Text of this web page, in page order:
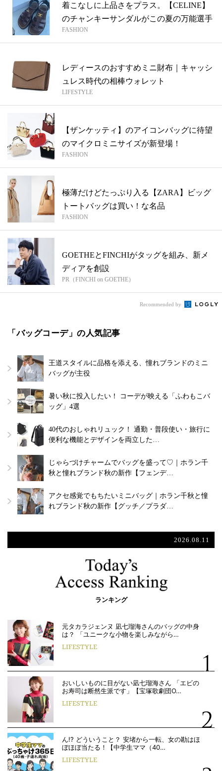
着こなしに上品さをプラス。【CELINE】
のチャンキーサンダルがこの夏の万能選手
FASHION
レディースのおすすめミニ財布｜キャッシ
ュレス時代の相棒ウォレット
LIFESTYLE
【ザンケッティ】のアイコンバッグに待望
のマイクロミニサイズが新登場！
FASHION
極薄だけどたっぷり入る【ZARA】ビッグ
トートバッグは買い！な名品
FASHION
GOETHEとFINCHIがタッグを組み、新メ
ディアを創設
PR（FINCHI on GOETHE）
Recommended by
「バッグコーデ」の人気記事
王道スタイルに品格を添える、憧れブランドのミニ
バッグが主役
暑い秋に投入したい！ コーデが映える「ふわもこバ
ッグ」4選
40代のおしゃれリュック！ 通勤・普段使い・旅行に
便利な機能とデザインを両立した…
じゃらづけチャームでバッグを盛って♡｜ホラン千
秋と憧れブランド秋の新作【フェンデ…
アクセ感覚でもちたいミニバッグ｜ホラン千秋と憧
れブランド秋の新作【グッチ／プラダ…
2026.08.11
ランキング
元タカラジェンヌ 凪七瑠海さんのバッグの中身
は？ 「ユニークな小物を楽しみながら…
LIFESTYLE
おいしいものに目がない凪七瑠海さん 「エビの
お寿司は断然生派です」【宝塚歌劇団O…
LIFESTYLE
ん!? どういうこと？ 安堵から一転、女の勘はほ
ぼほぼ当たる！【中学生ママ（40…
LIFESTYLE